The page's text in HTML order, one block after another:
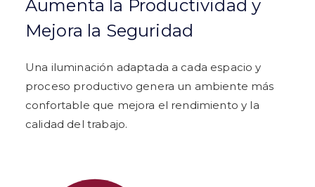
Aumenta la Productividad y
Mejora la Seguridad
Una iluminación adaptada a cada espacio y
proceso productivo genera un ambiente más
confortable que mejora el rendimiento y la
calidad del trabajo.